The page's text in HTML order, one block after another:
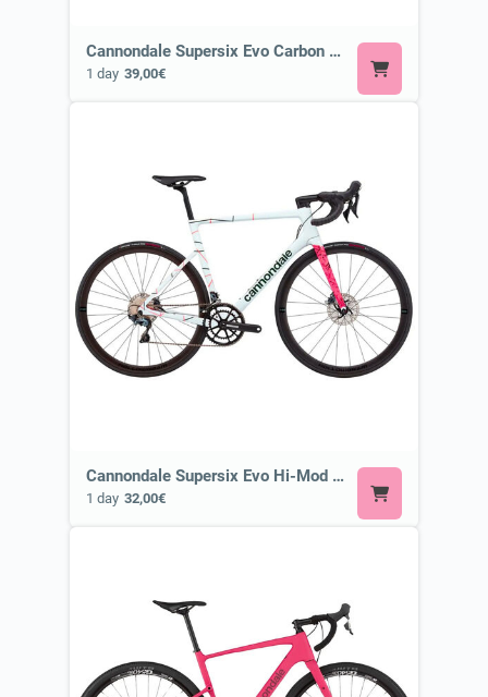
Cannondale Supersix Evo Carbon 2 or Similar
1 day 39,00€
Cannondale Supersix Evo Hi-Mod Disc Ultegra or Similar
1 day 32,00€